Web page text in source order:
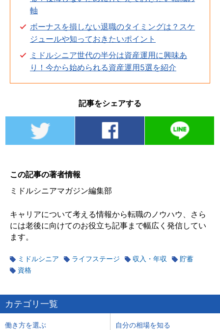
軸
ボーナスを損しない退職のタイミングは？スケ
ジュールや知っておきたいポイント
ミドルシニア世代の半分は資産運用に興味あ
り！今から始められる資産運用5選を紹介
記事をシェアする
この記事の著者情報
ミドルシニアマガジン編集部
キャリアについて考える情報から転職のノウハウ、さら
には老後に向けてのお役立ち記事まで幅広く発信してい
ます。
ミドルシニア ライフステージ 収入・年収
貯蓄
資格
カテゴリ一覧
働き方を選ぶ 自分の相場を知る